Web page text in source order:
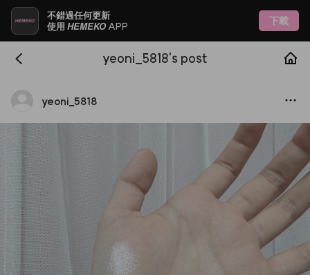
不錯過任何更新
使用 HEMEKO APP 下載
yeoni_5818's post
yeoni 5818